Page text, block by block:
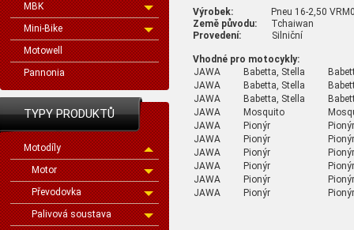
MBK
Mini-Bike
Motowell
Pannonia
TYPY PRODUKTŮ
Motodíly
Motor
Převodovka
Palivová soustava
Výrobek: Pneu 16-2,50
Země původu: Tchaiwan
Provedení: Silniční
Vhodné pro motocykly:
JAWA
Babetta, Stella
JAWA
Babetta, Stella
JAWA
Babetta, Stella
JAWA
Mosquito
JAWA
Pionýr
JAWA
Pionýr
JAWA
Pionýr
JAWA
Pionýr
JAWA
Pionýr
JAWA
Pionýr